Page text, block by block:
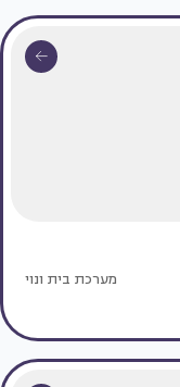
מערכת בית ונוי